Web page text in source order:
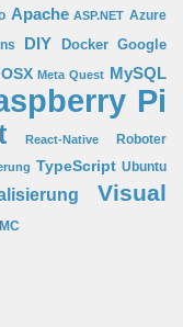
Apache ASP.NET Azure
DIY Docker Google
Meta Quest MySQL
Pi
React-Native Roboter
TypeScript Ubuntu
Visual